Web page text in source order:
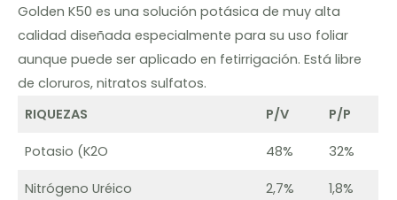
Golden K50 es una solución potásica de muy alta
calidad diseñada especialmente para su uso foliar
aunque puede ser aplicado en fetirrigación. Está libre
de cloruros, nitratos sulfatos.
RIQUEZAS
P/V P/P
Potasio (K2O 48% 32%
Nitrógeno Uréico 2,7% 1,8%